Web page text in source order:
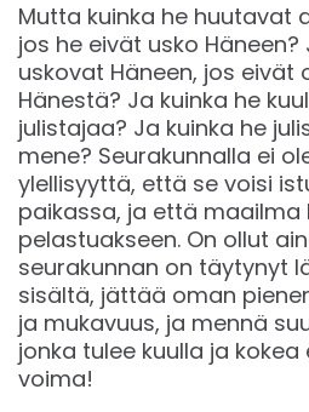
Mutta kuinka he huutavat
jos he eivät usko Häneen?
uskovat Häneen, jos eivät
Hänestä? Ja kuinka he
julistajaa? Ja kuinka he
mene? Seurakunnalla ei
ylellisyyttä, että se voisi
paikassa, ja että maailma
pelastuakseen. On ollut
seurakunnan on täytynyt
sisältä, jättää oman
ja mukavuus, ja mennä
jonka tulee kuulla ja kokea
voima!